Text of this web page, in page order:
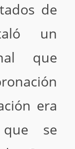
de
un
que
era
se